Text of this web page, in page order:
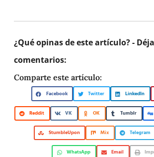
¿Qué opinas de este artículo? -
comentarios:
Comparte este artículo:
Facebook Twitter LinkedIn
Reddit VK OK Tumblr
StumbleUpon Mix Telegram
WhatsApp Email